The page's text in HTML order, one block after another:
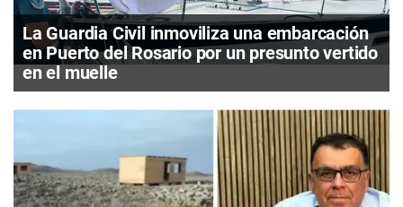
La Guardia Civil inmoviliza una embarcación
en Puerto del Rosario por un presunto vertido
en el muelle